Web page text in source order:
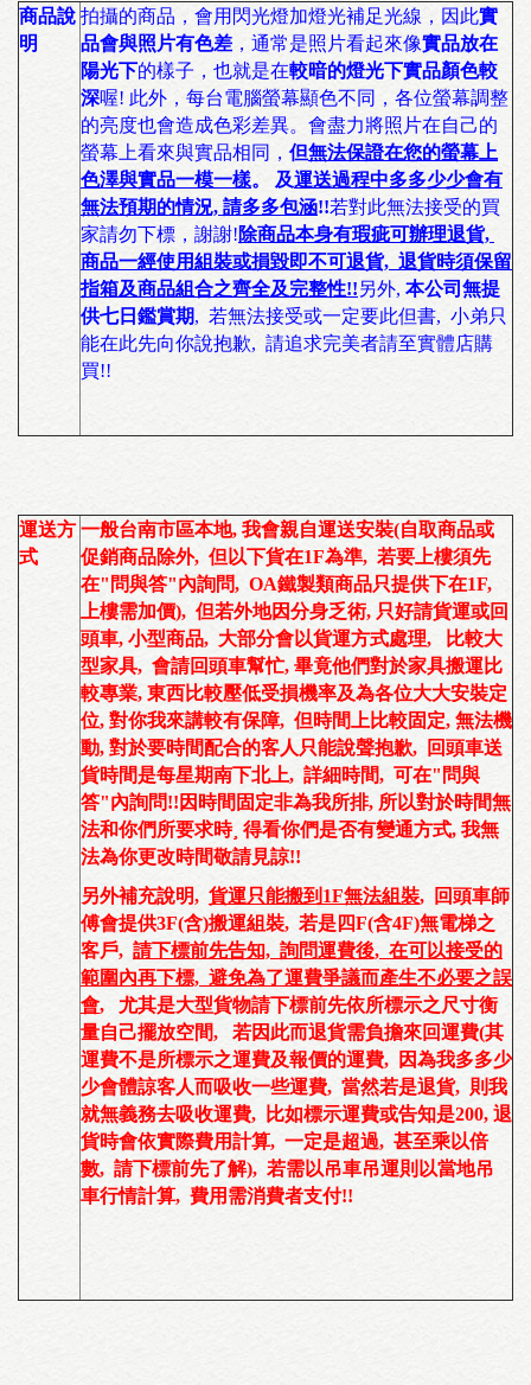
商品說
明
拍攝的商品，會用閃光燈加燈光補足光線，因此實
品會與照片有色差 ，通常是照片看起來像實品放在
陽光下的樣子，也就是在較暗的燈光下實品顏色較
深喔! 此外，每台電腦螢幕顯色不同，各位螢幕調整
的亮度也會造成色彩差異。會盡力將照片在自己的
螢幕上看來與實品相同， 但無法保證在您的螢幕上
色澤與實品一模一樣。 及運送過程中多多少少會有
無法預期的情況, 請多多包涵!!若對此無法接受的買
家請勿下標，謝謝!除商品本身有瑕疵可辦理退貨,
商品一經使用組裝或損毀即不可退貨, 退貨時須保留
指箱及商品組合之齊全及完整性!!另外, 本公司無提
供七日鑑賞期, 若無法接受或一定要此但書, 小弟只
能在此先向你說抱歉, 請追求完美者請至實體店購
買!!
運送方
式
一般台南市區本地, 我會親自運送安裝(自取商品或
促銷商品除外, 但以下貨在1F為準, 若要上樓須先
在"問與答"內詢問, OA鐵製類商品只提供下在1F,
上樓需加價), 但若外地因分身乏術, 只好請貨運或回
頭車, 小型商品, 大部分會以貨運方式處理, 比較大
型家具, 會請回頭車幫忙, 畢竟他們對於家具搬運比
較專業, 東西比較壓低受損機率及為各位大大安裝定
位, 對你我來講較有保障, 但時間上比較固定, 無法機
動, 對於要時間配合的客人只能說聲抱歉,
回頭車送
貨時間是每星期南下北上, 詳細時間, 可在"問與
答"內詢問!!因時間固定非為我所排, 所以對於時間無
法和你們所要求時¸ 得看你們是否有變通方式, 我無
法為你更改時間敬請見諒!!
另外補充說明, 貨運只能搬到1F無法組裝,
回頭車師
傅會提供3F(含)搬運組裝, 若是四F(含4F)無電梯之
客戶, 請下標前先告知, 詢問運費後, 在可以接受的
範圍內再下標, 避免為了運費爭議而產生不必要之誤
會, 尤其是大型貨物請下標前先依所標示之尺寸衡
量自己擺放空間, 若因此而退貨需負擔來回運費(其
運費不是所標示之運費及報價的運費, 因為我多多少
少會體諒客人而吸收一些運費, 當然若是退貨, 則我
就無義務去吸收運費, 比如標示運費或告知是200, 退
貨時會依實際費用計算, 一定是超過, 甚至乘以倍
數, 請下標前先了解), 若需以吊車吊運則以當地吊
車行情計算, 費用需消費者支付!!